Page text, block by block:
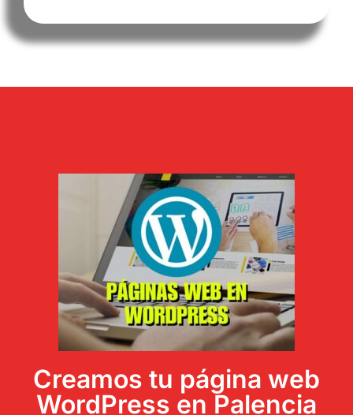
Creamos tu página web
WordPress en Palencia